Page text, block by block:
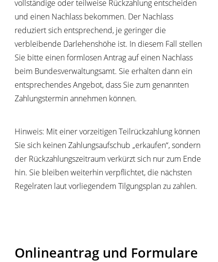
vollständige oder teilweise Rückzahlung entscheiden
und einen Nachlass bekommen. Der Nachlass
reduziert sich entsprechend, je geringer die
verbleibende Darlehenshöhe ist. In diesem Fall stellen
Sie bitte einen formlosen Antrag auf einen Nachlass
beim Bundesverwaltungsamt. Sie erhalten dann ein
entsprechendes Angebot, dass Sie zum genannten
Zahlungstermin annehmen können.
Hinweis: Mit einer vorzeitigen Teilrückzahlung können
Sie sich keinen Zahlungsaufschub „erkaufen“, sondern
der Rückzahlungszeitraum verkürzt sich nur zum Ende
hin. Sie bleiben weiterhin verpflichtet, die nächsten
Regelraten laut vorliegendem Tilgungsplan zu zahlen.
Onlineantrag und Formulare